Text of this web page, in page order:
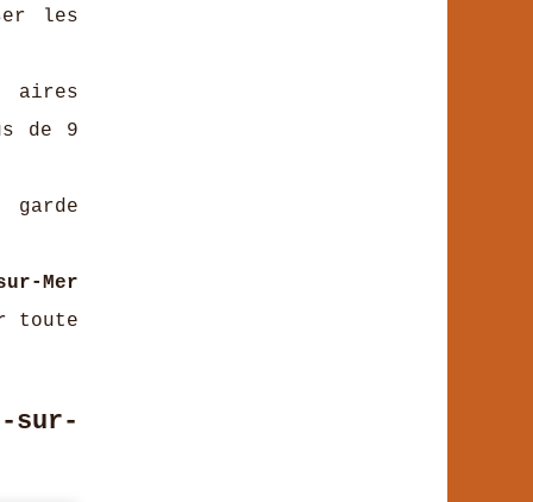
les
aires
de 9
Mer
toute
sur-